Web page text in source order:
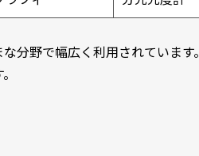
分野で幅広く利用されています。